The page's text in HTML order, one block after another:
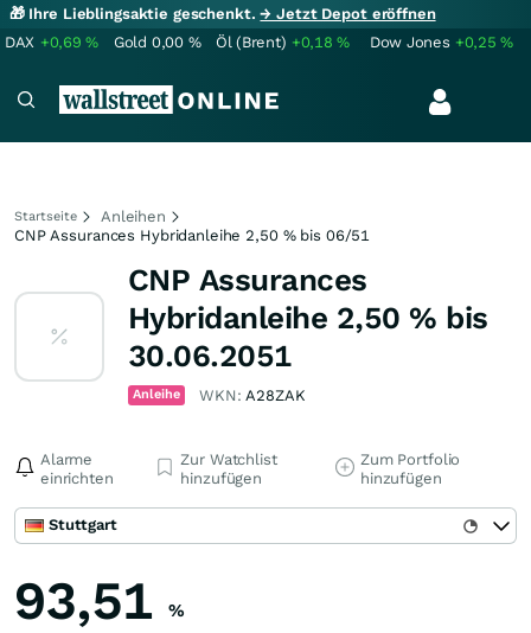
🎁 Ihre Lieblingsaktie geschenkt.→ Jetzt Depot eröffnen
DAX +0,69% Gold 0,00 % Öl (Brent) +0,18% Dow Jones +0,25%
Startseite
Anleihen
CNP Assurances Hybridanleihe 2,50 % bis 06/51
CNP Assurances
Hybridanleihe 2,50 % bis
30.06.2051
Anleihe WKN:A28ZAK
Alarme
einrichten
Zur Watchlist
hinzufügen
Zum Portfolio
hinzufügen
Stuttgart
93,51 %